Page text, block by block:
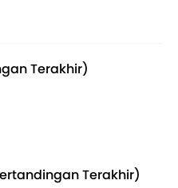
Terakhir)
Terakhir)